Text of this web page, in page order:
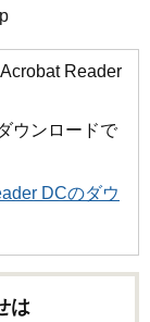
Reader
ウンロードで
DCのダウ
は